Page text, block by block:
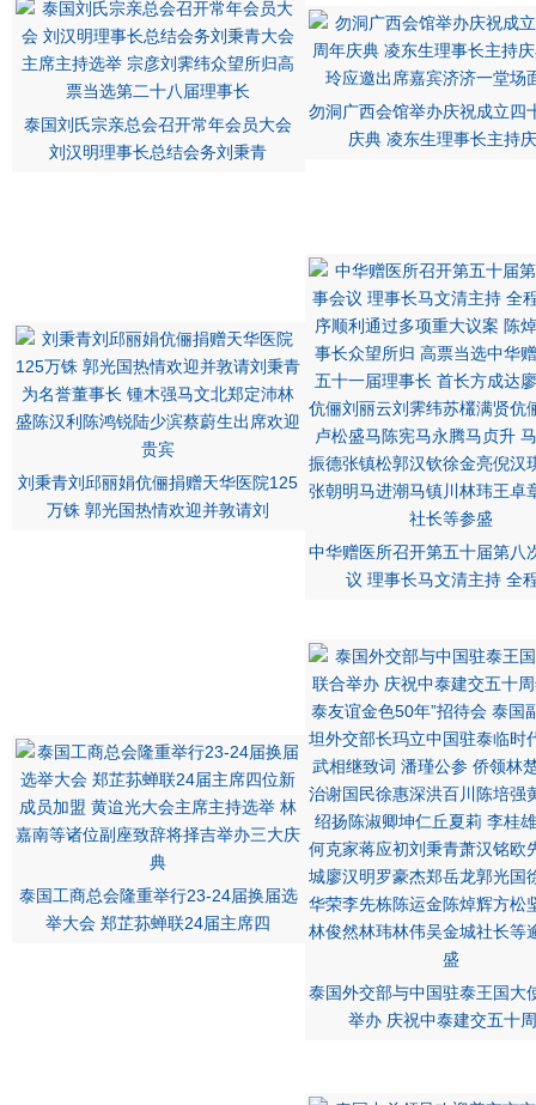
泰国刘氏宗亲总会召开常年会员大会
刘汉明理事长总结会务刘秉青
勿洞广西会馆举办庆祝成立四
庆典 凌东生理事长主持
刘秉青刘邱丽娟伉俪捐赠天华医院125
万铢 郭光国热情欢迎并敦请刘
中华赠医所召开第五十届第八
议 理事长马文清主持 全
泰国工商总会隆重举行23-24届换届选
举大会 郑芷荪蝉联24届主席四
泰国外交部与中国驻泰王国大
举办 庆祝中泰建交五十